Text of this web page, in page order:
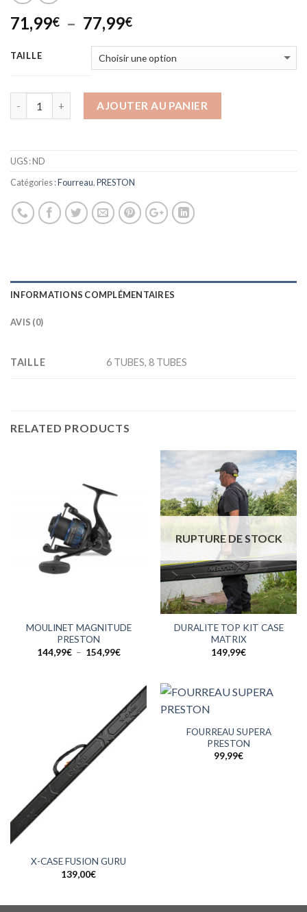
71,99€ – 77,99€Plage
prix :
71,99€
à
77,99€
TAILLE
AJOUTER AU PANIER
UGS :ND
Catégories :Fourreau,PRESTON
INFORMATIONS COMPLÉMENTAIRES
AVIS (0)
TAILLE 6 TUBES, 8 TUBES
RELATED PRODUCTS
MOULINET MAGNITUDE
PRESTON
144,99€ – 154,99€Plage
154,99€
RUPTURE DE STOCK
DURALITE TOP KIT CASE
MATRIX
149,99€
X-CASE FUSION GURU
139,00€
FOURREAU SUPERA
PRESTON
99,99€